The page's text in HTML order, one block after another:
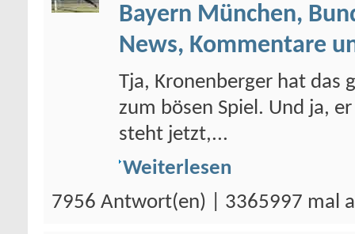
Bayern München,
News, Kommentare
Tja, Kronenberger hat das
zum bösen Spiel. Und ja,
steht jetzt,...
Weiterlesen
7956 Antwort(en) | 3365997 mal